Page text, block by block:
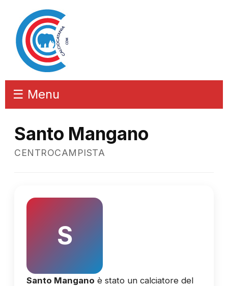
☰ Menu
Santo Mangano
CENTROCAMPISTA
S
Santo Mangano è stato un calciatore del